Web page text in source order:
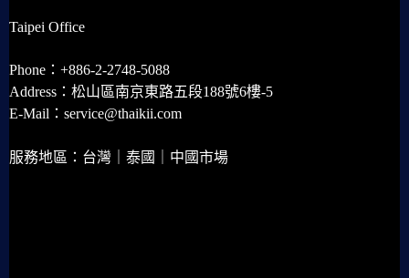
Taipei Office
Phone：+886-2-2748-5088
Address：松山區南京東路五段188號6樓-5
E-Mail：service@thaikii.com
服務地區：台灣｜泰國｜中國市場